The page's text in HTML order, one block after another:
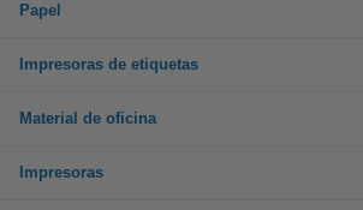
Papel
Impresoras de etiquetas
Material de oficina
Impresoras